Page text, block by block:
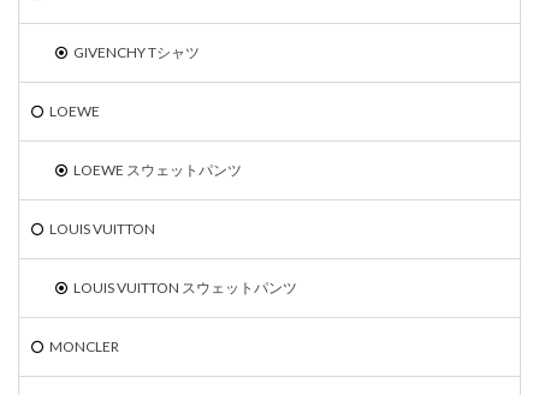
GIVENCHY Tシャツ
LOEWE
LOEWE スウェットパンツ
LOUIS VUITTON
LOUIS VUITTON スウェットパンツ
MONCLER